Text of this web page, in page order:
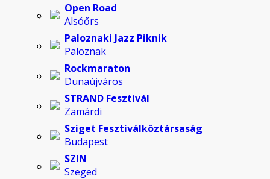
Open Road
Alsóőrs
Paloznaki Jazz Piknik
Paloznak
Rockmaraton
Dunaújváros
STRAND Fesztivál
Zamárdi
Sziget Fesztiválköztársaság
Budapest
SZIN
Szeged